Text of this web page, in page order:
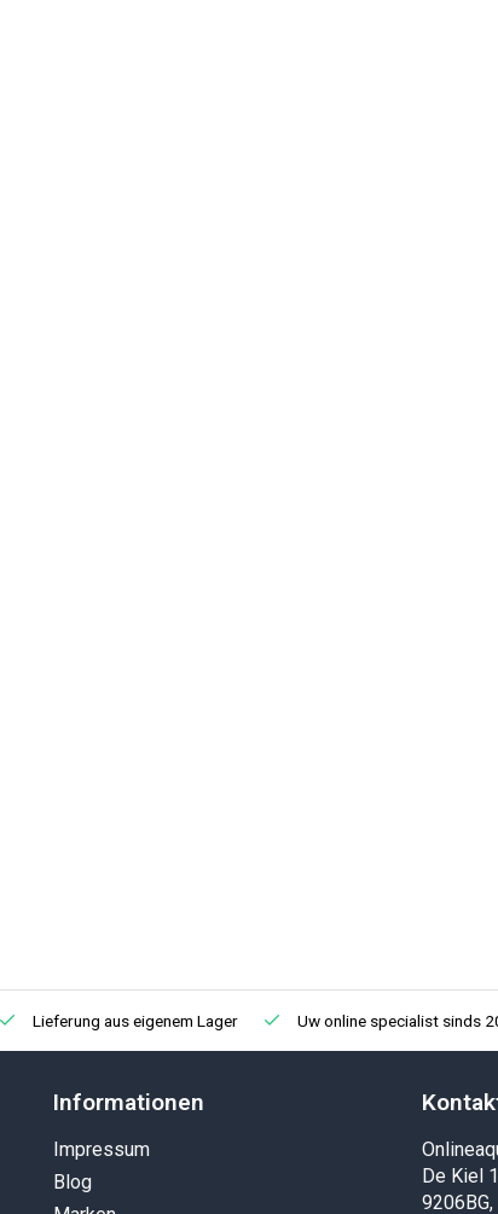
Lieferung aus eigenem Lager Uw online specialist sinds
Informationen
Impressum
Blog
De Kiel